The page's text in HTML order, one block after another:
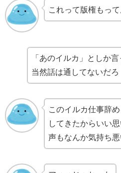
これって版権もって
「あのイルカ」としか
当然話は通してないだろ
このイルカ仕事辞
してきたからいい
声もなんか気持ち悪